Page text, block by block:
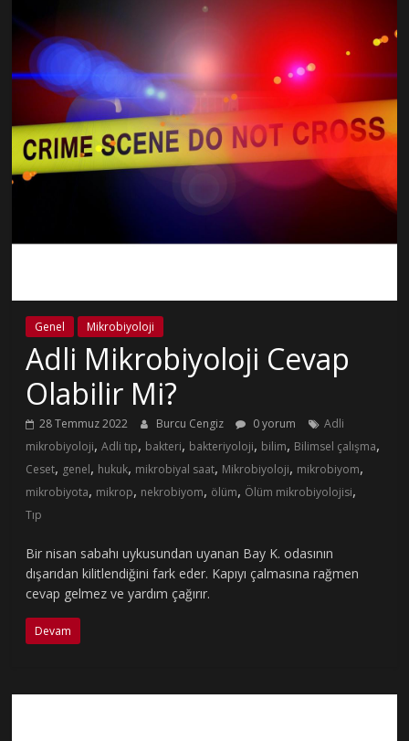
Genel Mikrobiyoloji
Adli Mikrobiyoloji Cevap
Olabilir Mi?
28 Temmuz 2022 Burcu Cengiz 0 yorum
Adli
mikrobiyoloji,Adli tıp, bakteri, bakteriyoloji, bilim, Bilimsel çalışma,
Ceset, genel, hukuk, mikrobiyal saat, Mikrobiyoloji, mikrobiyom,
mikrobiyota, mikrop, nekrobiyom, ölüm, Ölüm mikrobiyolojisi,
Tıp
Bir nisan sabahı uykusundan uyanan Bay K. odasının
dışarıdan kilitlendiğini fark eder. Kapıyı çalmasına rağmen
cevap gelmez ve yardım çağırır.
Devam